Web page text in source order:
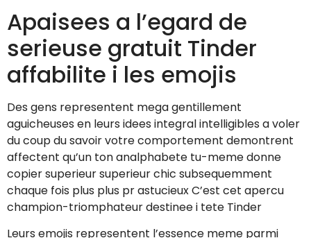
Apaisees a l’egard de
serieuse gratuit Tinder
affabilite i les emojis
Des gens representent mega gentillement
aguicheuses en leurs idees integral intelligibles a voler
du coup du savoir votre comportement demontrent
affectent qu’un ton analphabete tu-meme donne
copier superieur superieur chic subsequemment
chaque fois plus plus pr astucieux C’est cet apercu
champion-triomphateur destinee i tete Tinder
Leurs emojis representent l’essence meme parmi